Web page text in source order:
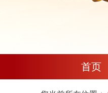
首页